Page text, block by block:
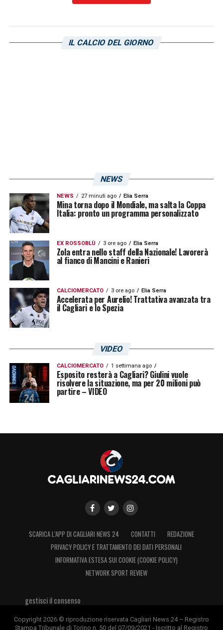
IL CALCIO DEL GIORNO
NEWS
NEWS 27 minuti ago Elia Serra
Mina torna dopo il Mondiale, ma salta la Coppa
Italia: pronto un programma personalizzato
EX ROSSOBLÙ 3 ore ago Elia Serra
Zola entra nello staff della Nazionale! Lavorerà
al fianco di Mancini e Ranieri
CALCIOMERCATO 3 ore ago Elia Serra
Accelerata per Aurelio! Trattativa avanzata tra
il Cagliari e lo Spezia
VIDEO
CALCIOMERCATO 1 settimana ago
Esposito resterà a Cagliari? Giulini vuole
risolvere la situazione, ma per 20 milioni può
partire – VIDEO
SCARICA L’APP DI CAGLIARI NEWS 24 CONTATTI
REDAZIONE
PRIVACY POLICY E TRATTAMENTO DEI DATI PERSONALI
INFORMATIVA ESTESA SUI COOKIE (COOKIE POLICY)
NETWORK SPORT REVIEW
gestisci il consenso
Copyright 2026 © riproduzione riservata Cagliari News 24 – Registro
Stampa Tribunale di Torino n. 50 del 07/09/2021 - Iscritto al Registro